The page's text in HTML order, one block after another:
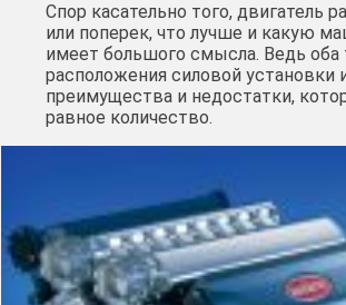
Спор касательно того, двигатель
или поперек, что лучше и какую
имеет большого смысла. Ведь оба
расположения силовой
преимущества и недостатки,
равное количество.